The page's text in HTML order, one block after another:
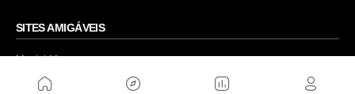
SITES AMIGÁVEIS
MusickMag